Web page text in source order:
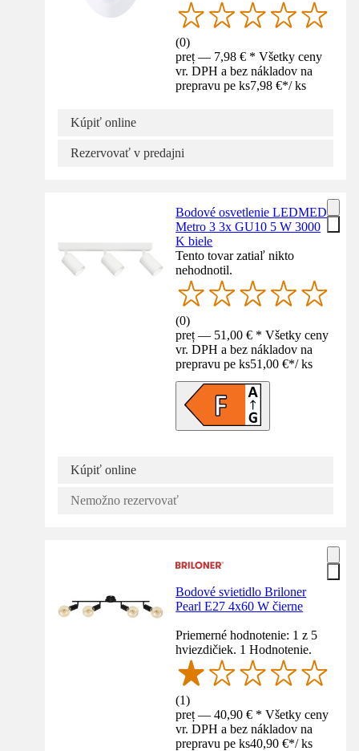
(0)
preț — 7,98 € * Všetky ceny
vr. DPH a bez nákladov na
prepravu pe ks7,98 €*/ ks
Kúpiť online
Rezervovať v predajni
Bodové osvetlenie LEDMED
Metro 3 3x GU10 5 W 3000
K biele
Tento tovar zatiaľ nikto
nehodnotil.
(0)
preț — 51,00 € * Všetky ceny
vr. DPH a bez nákladov na
prepravu pe ks51,00 €*/ ks
Kúpiť online
Nemožno rezervovať
Bodové svietidlo Briloner
Pearl E27 4x60 W čierne
Priemerné hodnotenie: 1 z 5
hviezdičiek. 1 Hodnotenie.
(1)
preț — 40,90 € * Všetky ceny
vr. DPH a bez nákladov na
prepravu pe ks40,90 €*/ ks